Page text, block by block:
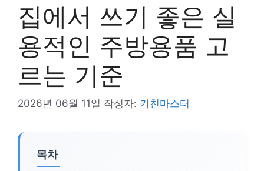
집에서 쓰기 좋은 실
용적인 주방용품 고
르는 기준
2026년 06월 11일 작성자: 키친마스터
목차